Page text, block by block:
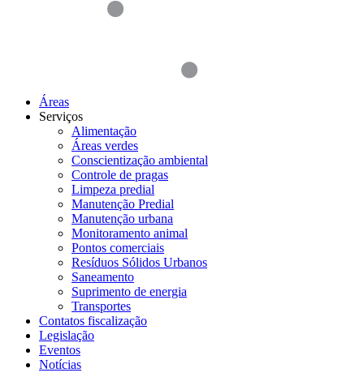
Áreas
Serviços
Alimentação
Áreas verdes
Conscientização ambiental
Controle de pragas
Limpeza predial
Manutenção Predial
Manutenção urbana
Monitoramento animal
Pontos comerciais
Resíduos Sólidos Urbanos
Saneamento
Suprimento de energia
Transportes
Contatos fiscalização
Legislação
Eventos
Notícias